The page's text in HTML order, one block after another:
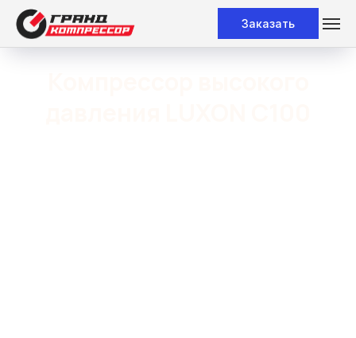
Заказать